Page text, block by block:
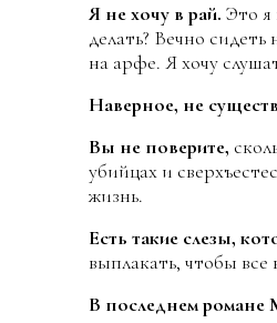
Я не хочу в рай. Это я
делать? Вечно
на арфе. Я хочу
Наверное, не
Вы не поверите,
убийцах и
жизнь.
Есть такие слезы,
выплакать, чтобы
В последнем романе